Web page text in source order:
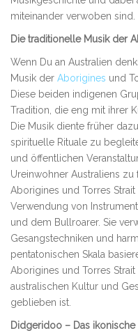
miteinander verwoben sind.
Die traditionelle Musik der
Wenn Du an Australien
Musik der Aborigines und
Diese beiden indigenen
Tradition, die eng mit ihrer
Die Musik diente früher
spirituelle Rituale zu
und öffentlichen
Ureinwohner Australiens
Aborigines und Torres
Verwendung von
und dem Bullroarer. Sie
Gesangstechniken und
pentatonischen Skala
Aborigines und Torres
australischen Kultur und
geblieben ist.
Didgeridoo – Das